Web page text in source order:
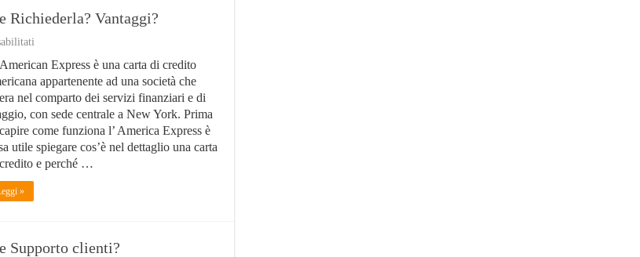
Richiederla? Vantaggi?
Express:
Come
Funziona?
Come
Richiederla?
Vantaggi?
Express è una carta di credito
appartenente ad una società che
nel comparto dei servizi finanziari e di
con sede centrale a New York. Prima
come funziona l’ America Express è
utile spiegare cos’è nel dettaglio una carta
e perché …
»
Supporto clienti?